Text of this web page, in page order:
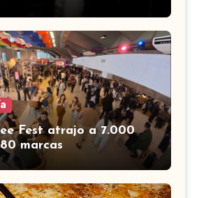
Fest atrajo a 7.000
marcas